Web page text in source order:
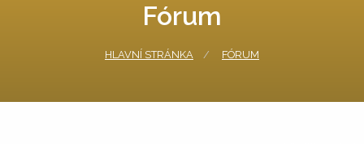
Fórum
HLAVNÍ STRÁNKA FÓRUM